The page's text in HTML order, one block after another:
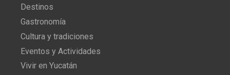
Destinos
Gastronomía
Cultura y tradiciones
Eventos y Actividades
Vivir en Yucatán